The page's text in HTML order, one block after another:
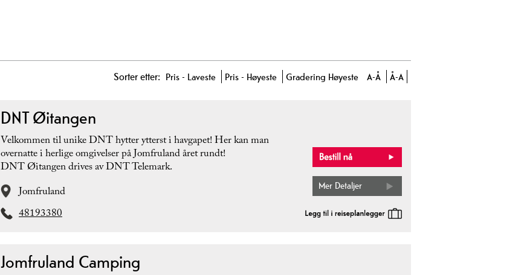
Sorter etter: Pris - Laveste Pris - Høyeste Gradering Høyeste A-Å Å-A
DNT Øitangen
Velkommen til unike DNT hytter ytterst i havgapet! Her kan man
overnatte i herlige omgivelser på Jomfruland året rundt!
DNT Øitangen drives av DNT Telemark.
Jomfruland
48193380
Mer Detaljer
Jomfruland Camping